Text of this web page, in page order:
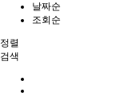
날짜순
조회순
정렬
검색